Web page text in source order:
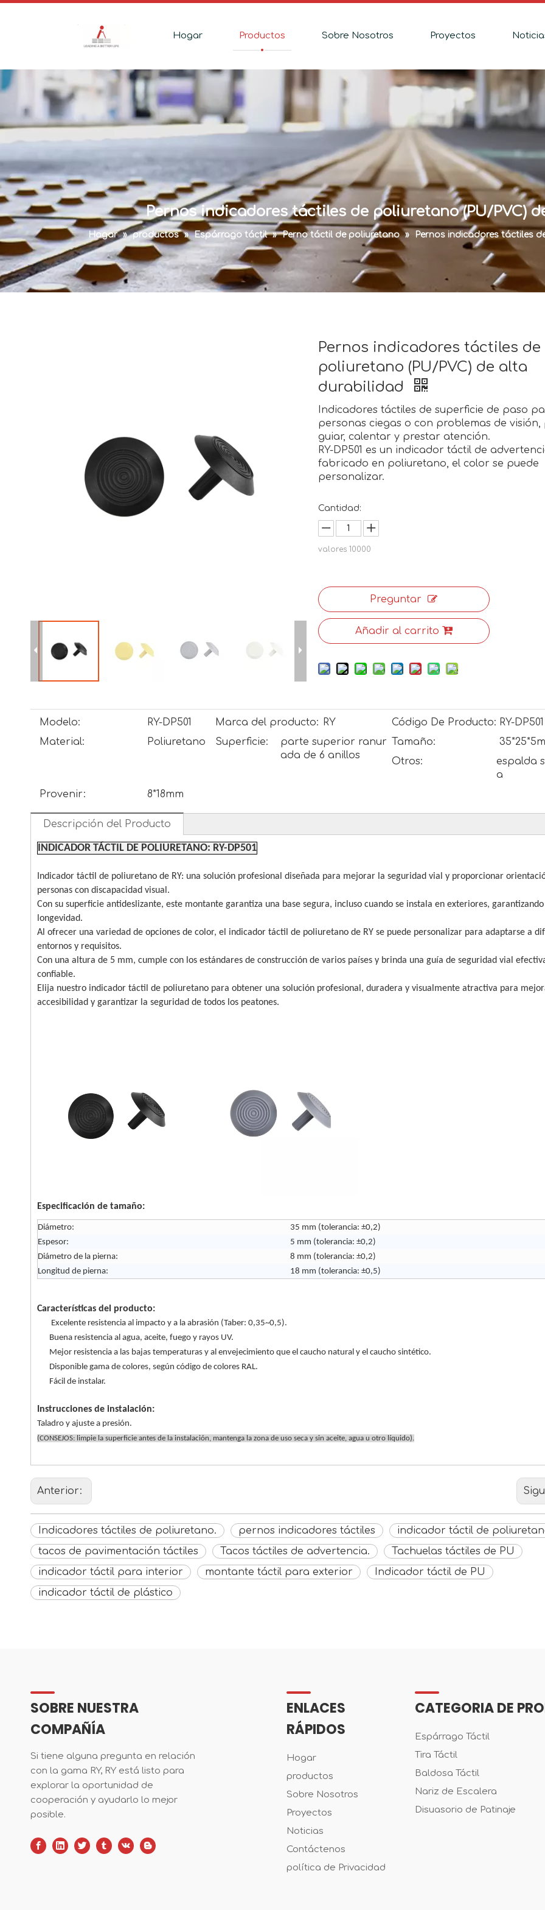
Hogar Productos Sobre Nosotros Proyectos
Pernos indicadores táctiles de poliuretano (PU/PVC)
Hogar » productos » Espárrago táctil » Perno táctil de poliuretano » Pernos indicadores táctiles
Pernos indicadores táctiles de
poliuretano (PU/PVC) de alta
durabilidad
Indicadores táctiles de superficie de paso
personas ciegas o con problemas de visión,
guiar, calentar y prestar atención.
RY-DP501 es un indicador táctil de
fabricado en poliuretano, el color se puede
personalizar.
Cantidad:
valores 10000
Preguntar
Añadir al carrito
Modelo: RY-DP501 Marca del producto: RY Código De Producto: RY-DP501
Material:
Poliuretano Superficie:
parte superior ranur
ada de 6 anillos
Tamaño:
Otros:
espalda
a
Provenir:
8*18mm
Descripción del Producto
INDICADOR TÁCTIL DE POLIURETANO: RY-DP501
Indicador táctil de poliuretano de RY: una solución profesional diseñada para mejorar la seguridad vial y proporcionar
personas con discapacidad visual.
Con su superficie antideslizante, este montante garantiza una base segura, incluso cuando se instala en exteriores, garantizando
longevidad.
Al ofrecer una variedad de opciones de color, el indicador táctil de poliuretano de RY se puede personalizar para adaptarse a
entornos y requisitos.
Con una altura de 5 mm, cumple con los estándares de construcción de varios países y brinda una guía de seguridad vial
confiable.
Elija nuestro indicador táctil de poliuretano para obtener una solución profesional, duradera y visualmente atractiva para
accesibilidad y garantizar la seguridad de todos los peatones.
Especificación de tamaño:
Diámetro:
35 mm (tolerancia: ±0,2)
Espesor:
5 mm (tolerancia: ±0,2)
Diámetro de la pierna:
8 mm (tolerancia: ±0,2)
Longitud de pierna:
18 mm (tolerancia: ±0,5)
Características del producto:
Excelente resistencia al impacto y a la abrasión (Taber: 0,35~0,5).
Buena resistencia al agua, aceite, fuego y rayos UV.
Mejor resistencia a las bajas temperaturas y al envejecimiento que el caucho natural y el caucho sintético.
Disponible gama de colores, según código de colores RAL.
Fácil de instalar.
Instrucciones de instalación:
Taladro y ajuste a presión.
(CONSEJOS: limpie la superficie antes de la instalación, mantenga la zona de uso seca y sin aceite, agua u otro líquido).
Anterior:
Indicadores táctiles de poliuretano. pernos indicadores táctiles
indicador táctil de
tacos de pavimentación táctiles
Tacos táctiles de advertencia.
Tachuelas táctiles de PU
indicador táctil para interior
montante táctil para exterior
Indicador táctil de PU
indicador táctil de plástico
SOBRE NUESTRA
COMPAÑÍA
Si tiene alguna pregunta en relación
con la gama RY, RY está listo para
explorar la oportunidad de
cooperación y ayudarlo lo mejor
posible.
ENLACES
RÁPIDOS
Hogar
productos
Sobre Nosotros
Proyectos
Noticias
Contáctenos
política de Privacidad
CATEGORIA DE
Espárrago Táctil
Tira Táctil
Baldosa Táctil
Nariz de Escalera
Disuasorio de Patinaje